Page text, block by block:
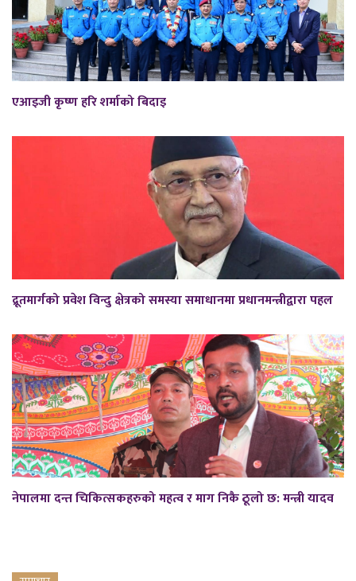
एआइजी कृष्ण हरि शर्माको बिदाइ
द्रूतमार्गको प्रवेश विन्दु क्षेत्रको समस्या समाधानमा प्रधानमन्त्रीद्वारा पहल
नेपालमा दन्त चिकित्सकहरुको महत्व र माग निकै ठूलो छ: मन्त्री यादव